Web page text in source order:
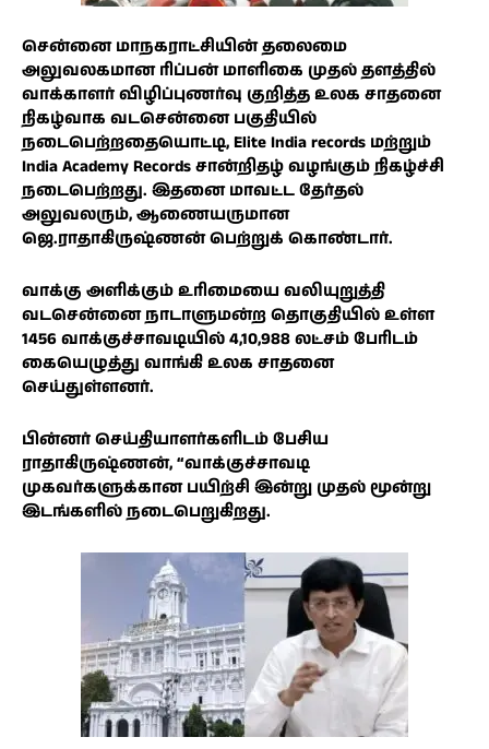
சென்னை மாநகராட்சியின் தலைமை
அலுவலகமான ரிப்பன் மாளிகை முதல் தளத்தில்
வாக்காளர் விழிப்புணர்வு குறித்த உலக சாதனை
நிகழ்வாக வடசென்னை பகுதியில்
நடைபெற்றதையொட்டி, Elite India records மற்றும்
India Academy Records சான்றிதழ் வழங்கும் நிகழ்ச்சி
நடைபெற்றது. இதனை மாவட்ட தேர்தல்
அலுவலரும், ஆணையருமான
ஜெ.ராதாகிருஷ்ணன் பெற்றுக் கொண்டார்.
வாக்கு அளிக்கும் உரிமையை வலியுறுத்தி
வடசென்னை நாடாளுமன்ற தொகுதியில் உள்ள
1456 வாக்குச்சாவடியில் 4,10,988 லட்சம் பேரிடம்
கையெழுத்து வாங்கி உலக சாதனை
செய்துள்ளனர்.
பின்னர் செய்தியாளர்களிடம் பேசிய
ராதாகிருஷ்ணன், “வாக்குச்சாவடி
முகவர்களுக்கான பயிற்சி இன்று முதல் மூன்று
இடங்களில் நடைபெறுகிறது.